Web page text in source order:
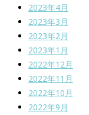
2023年4月
2023年3月
2023年2月
2023年1月
2022年12月
2022年11月
2022年10月
2022年9月